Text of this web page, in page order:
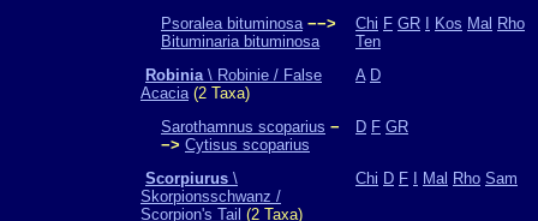
Psoralea bituminosa −−>
Bituminaria bituminosa
Chi F GR Kos Mal Rho
Ten
Robinia\ Robinie / False
Acacia(2 Taxa)
A D
Sarothamnus scoparius −
−> Cytisus scoparius
D F GR
Scorpiurus \
Skorpionsschwanz /
Scorpion's Tail (2 Taxa)
Chi D F Mal Rho Sam